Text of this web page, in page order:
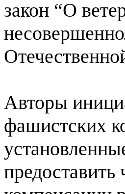
закон “О
Авторы
фашистских